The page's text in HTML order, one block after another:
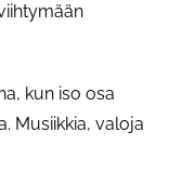
kun iso osa
Musiikkia, valoja